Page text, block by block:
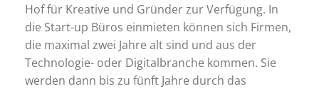
Hof für Kreative und Gründer zur Verfügung. In
die Start-up Büros einmieten können sich Firmen,
die maximal zwei Jahre alt sind und aus der
Technologie- oder Digitalbranche kommen. Sie
werden dann bis zu fünft Jahre durch das